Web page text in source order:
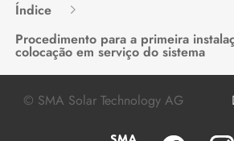
Índice
Procedimento para a primeira
colocação em serviço do sistema
© SMA Solar Technology AG